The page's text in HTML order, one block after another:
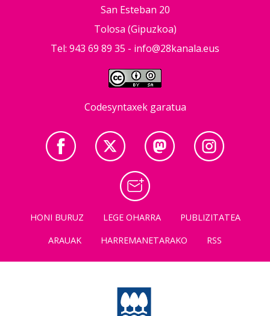
San Esteban 20
Tolosa (Gipuzkoa)
Tel: 943 69 89 35 - info@28kanala.eus
Codesyntaxek garatua
HONI BURUZ LEGE OHARRA
PUBLIZITATEA
ARAUAK
HARREMANETARAKO RSS